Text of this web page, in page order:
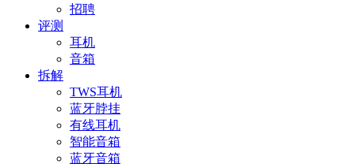
招聘
评测
耳机
音箱
拆解
TWS耳机
蓝牙脖挂
有线耳机
智能音箱
蓝牙音箱